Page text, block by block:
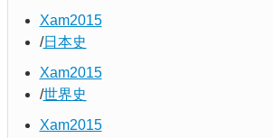
Xam2015
日本史
Xam2015
世界史
Xam2015